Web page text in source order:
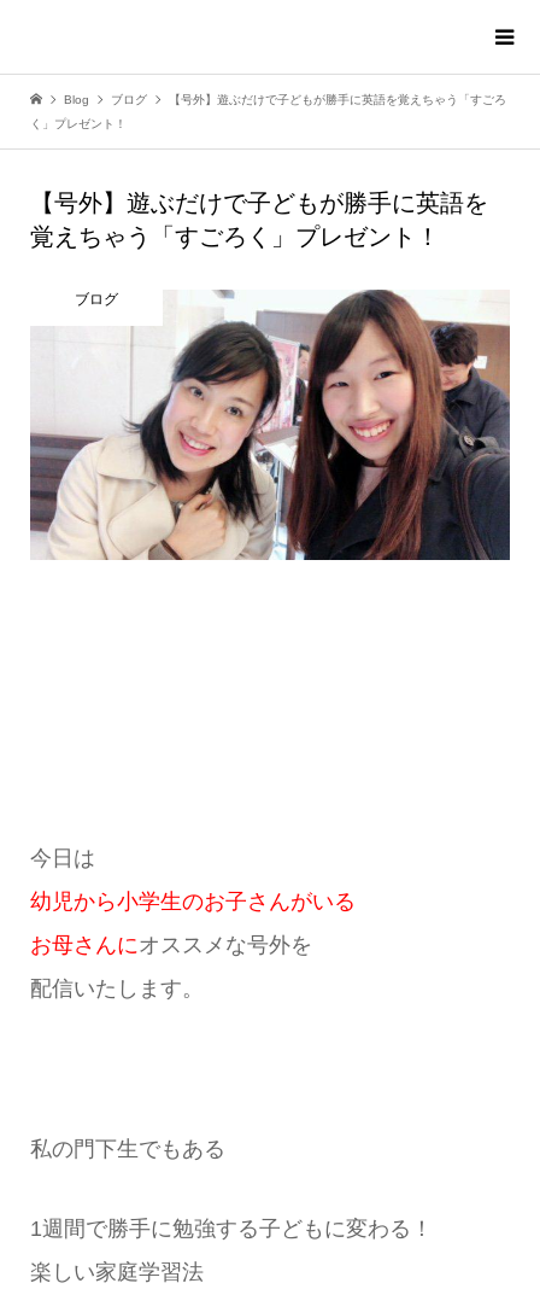
Blog ブログ
【号外】遊ぶだけで子どもが勝手に英語を覚えちゃう「すごろ
く」プレゼント！
【号外】遊ぶだけで子どもが勝手に英語を
覚えちゃう「すごろく」プレゼント！
ブログ
今日は
幼児から小学生のお子さんがいる
お母さんにオススメな号外を
配信いたします。
私の門下生でもある
1週間で勝手に勉強する子どもに変わる！
楽しい家庭学習法